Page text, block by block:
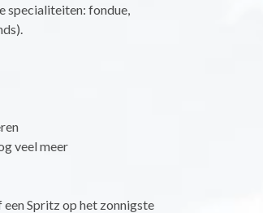
specialiteiten: fondue,
veel meer
Spritz op het zonnigste